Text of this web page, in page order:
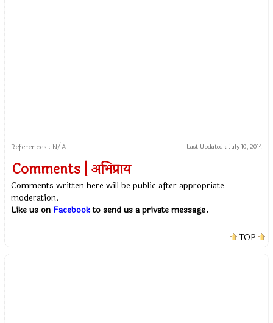
References : N/A Last Updated : July 10, 2014
Comments | अभिप्राय
Comments written here will be public after appropriate
moderation.
Like us on Facebookto send us a private message.
TOP